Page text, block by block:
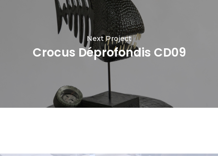
Next Project
Crocus Déprofondis CD09